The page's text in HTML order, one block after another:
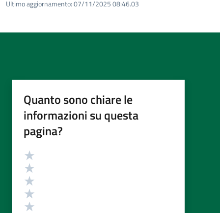
Ultimo aggiornamento:07/11/2025 08:46.03
Quanto sono chiare le
informazioni su questa
pagina?
Valutazione